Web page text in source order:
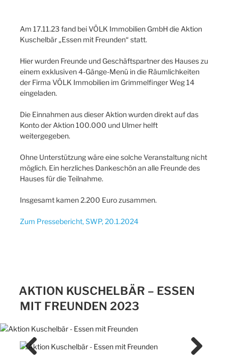
Am 17.11.23 fand bei VÖLK Immobilien GmbH die Aktion
Kuschelbär „Essen mit Freunden“ statt.
Hier wurden Freunde und Geschäftspartner des Hauses zu
einem exklusiven 4-Gänge-Menü in die Räumlichkeiten
der Firma VÖLK Immobilien im Grimmelfinger Weg 14
eingeladen.
Die Einnahmen aus dieser Aktion wurden direkt auf das
Konto der Aktion 100.000 und Ulmer helft
weitergegeben.
Ohne Unterstützung wäre eine solche Veranstaltung nicht
möglich. Ein herzliches Dankeschön an alle Freunde des
Hauses für die Teilnahme.
Insgesamt kamen 2.200 Euro zusammen.
Zum Pressebericht, SWP, 20.1.2024
AKTION KUSCHELBÄR – ESSEN
MIT FREUNDEN 2023